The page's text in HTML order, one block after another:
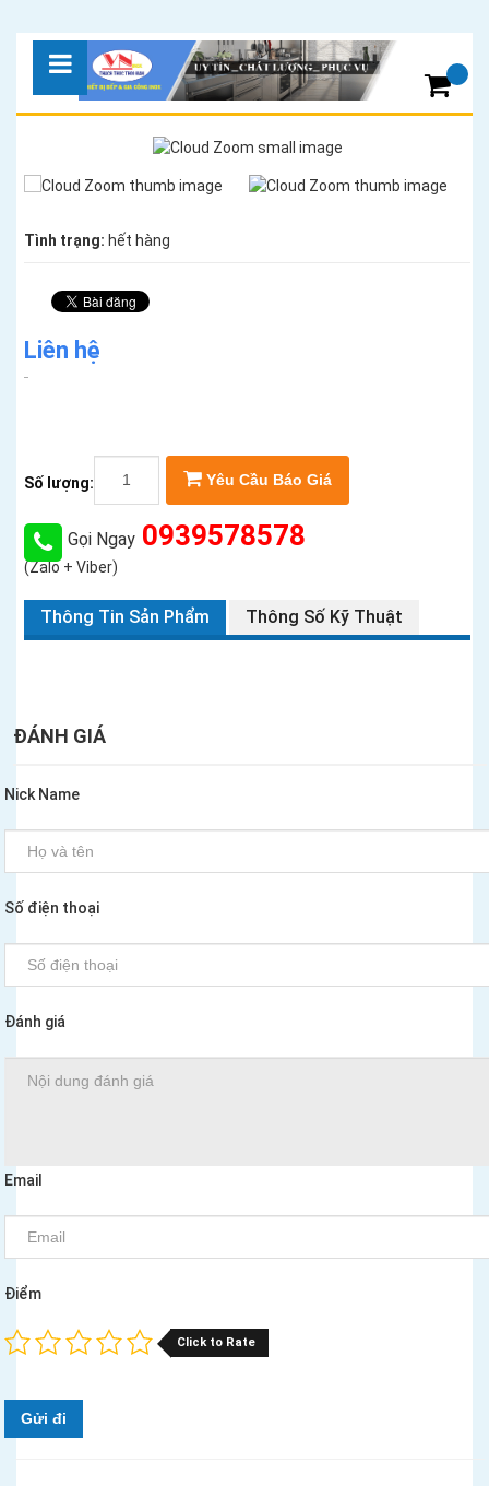
Tình trạng: hết hàng
Liên hệ
Số lượng: Yêu Cầu Báo Giá
Gọi Ngay 0939578578
(Zalo + Viber)
Thông Tin Sản Phẩm Thông Số Kỹ Thuật
ĐÁNH GIÁ
Nick Name
Số điện thoại
Đánh giá
Email
Điểm
Click to Rate
Gửi đi